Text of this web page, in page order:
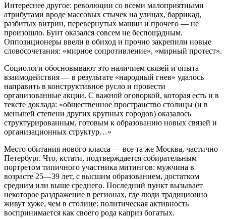
Интереснее другое: революции со всеми малоприятными
атрибутами вроде массовых стычек на улицах, баррикад,
разбитых витрин, перевернутых машин и прочего — не
произошло. Бунт оказался совсем не беспощадным.
Оппозиционеры ввели в обиход и прочно закрепили новые
словосочетания: «мирное сопротивление», «мирный протест».
Социологи обосновывают это наличием связей и опыта
взаимодействия — в результате «народный гнев» удалось
направить в конструктивное русло и провести
организованные акции. С важной оговоркой, которая есть и в
тексте доклада: «общественное пространство столицы (и в
меньшей степени других крупных городов) оказалось
структурированным, готовым к образованию новых связей и
организационных структур…»
Место обитания нового класса — все та же Москва, частично
Петербург. Что, кстати, подтверждается собирательным
портретом типичного участника митингов: мужчина в
возрасте 25—39 лет, с высшим образованием, достатком
средним или выше среднего. Последний пункт вызывает
некоторое раздражение в регионах, где люди традиционно
живут хуже, чем в столице: политическая активность
воспринимается как своего рода каприз богатых.